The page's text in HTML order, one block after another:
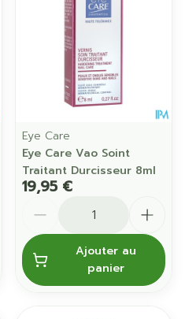
Eye Care
Eye Care Vao Soint
Traitant Durcisseur 8ml
19,95 €
Ajouter au
panier